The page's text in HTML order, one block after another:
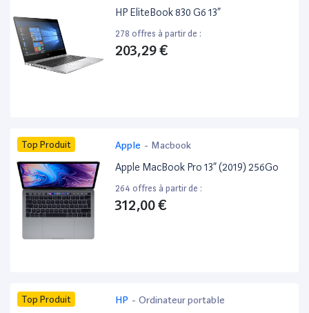
HP EliteBook 830 G6 13”
278 offres à partir de :
203,29 €
Top Produit Apple - Macbook
Apple MacBook Pro 13” (2019) 256Go
264 offres à partir de :
312,00 €
Top Produit HP - Ordinateur portable